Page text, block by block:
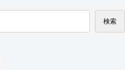
検索